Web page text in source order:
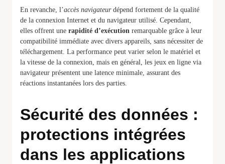
En revanche, l’accès navigateurdépend fortement de la qualité
de la connexion Internet et du navigateur utilisé. Cependant,
elles offrent une rapidité d’exécution remarquable grâce à leur
compatibilité immédiate avec divers appareils, sans nécessiter de
téléchargement. La performance peut varier selon le matériel et
la vitesse de la connexion, mais en général, les jeux en ligne via
navigateur présentent une latence minimale, assurant des
réactions instantanées lors des parties.
Sécurité des données :
protections intégrées
dans les applications